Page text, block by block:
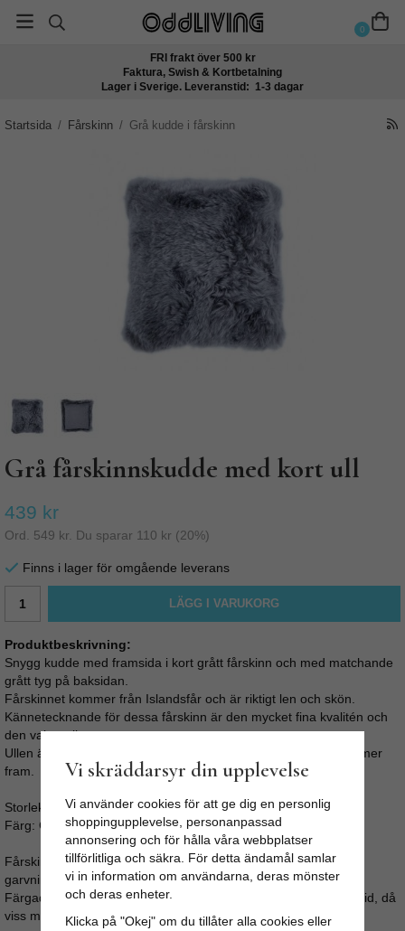
0
FRI frakt över 500 kr
Faktura, Swish & Kortbetalning
Lager i Sverige. Leveranstid: 1-3 dagar
Startsida / Fårskinn / Grå kudde i fårskinn
Grå fårskinnskudde med kort ull
439 kr
Ord. 549 kr . Du sparar 110 kr (20%)
Finns i lager för omgående leverans
LÄGG I VARUKORG
Produktbeskrivning:
Snygg kudde med framsida i kort grått fårskinn och med matchande
grått tyg på baksidan.
Fårskinnet kommer från Islandsfår och är riktigt len och skön.
Kännetecknande för dessa fårskinn är den mycket fina kvalitén och
den vakra ullen.
Ullen är är nedklippt till ca 5 cm, så den mjuka underullen kommer
fram.
Storlek: 40 x 40 cm (Inklusive ull)
Färg: Grå (Färgat)
Fårskinnskudden har en lätt fräsch doft från tvål och oljor från
garvningen, som försvinner inom några dagar.
Färgade fårskinn bör ej utsättas för direkt solljus under längre tid, då
viss missfärgning uppstå.
Vi skräddarsyr din upplevelse
Vi använder cookies för att ge dig en personlig
shoppingupplevelse, personanpassad
annonsering och för hålla våra webbplatser
tillförlitliga och säkra. För detta ändamål samlar
vi in information om användarna, deras mönster
och deras enheter.
Klicka på "Okej" om du tillåter alla cookies eller